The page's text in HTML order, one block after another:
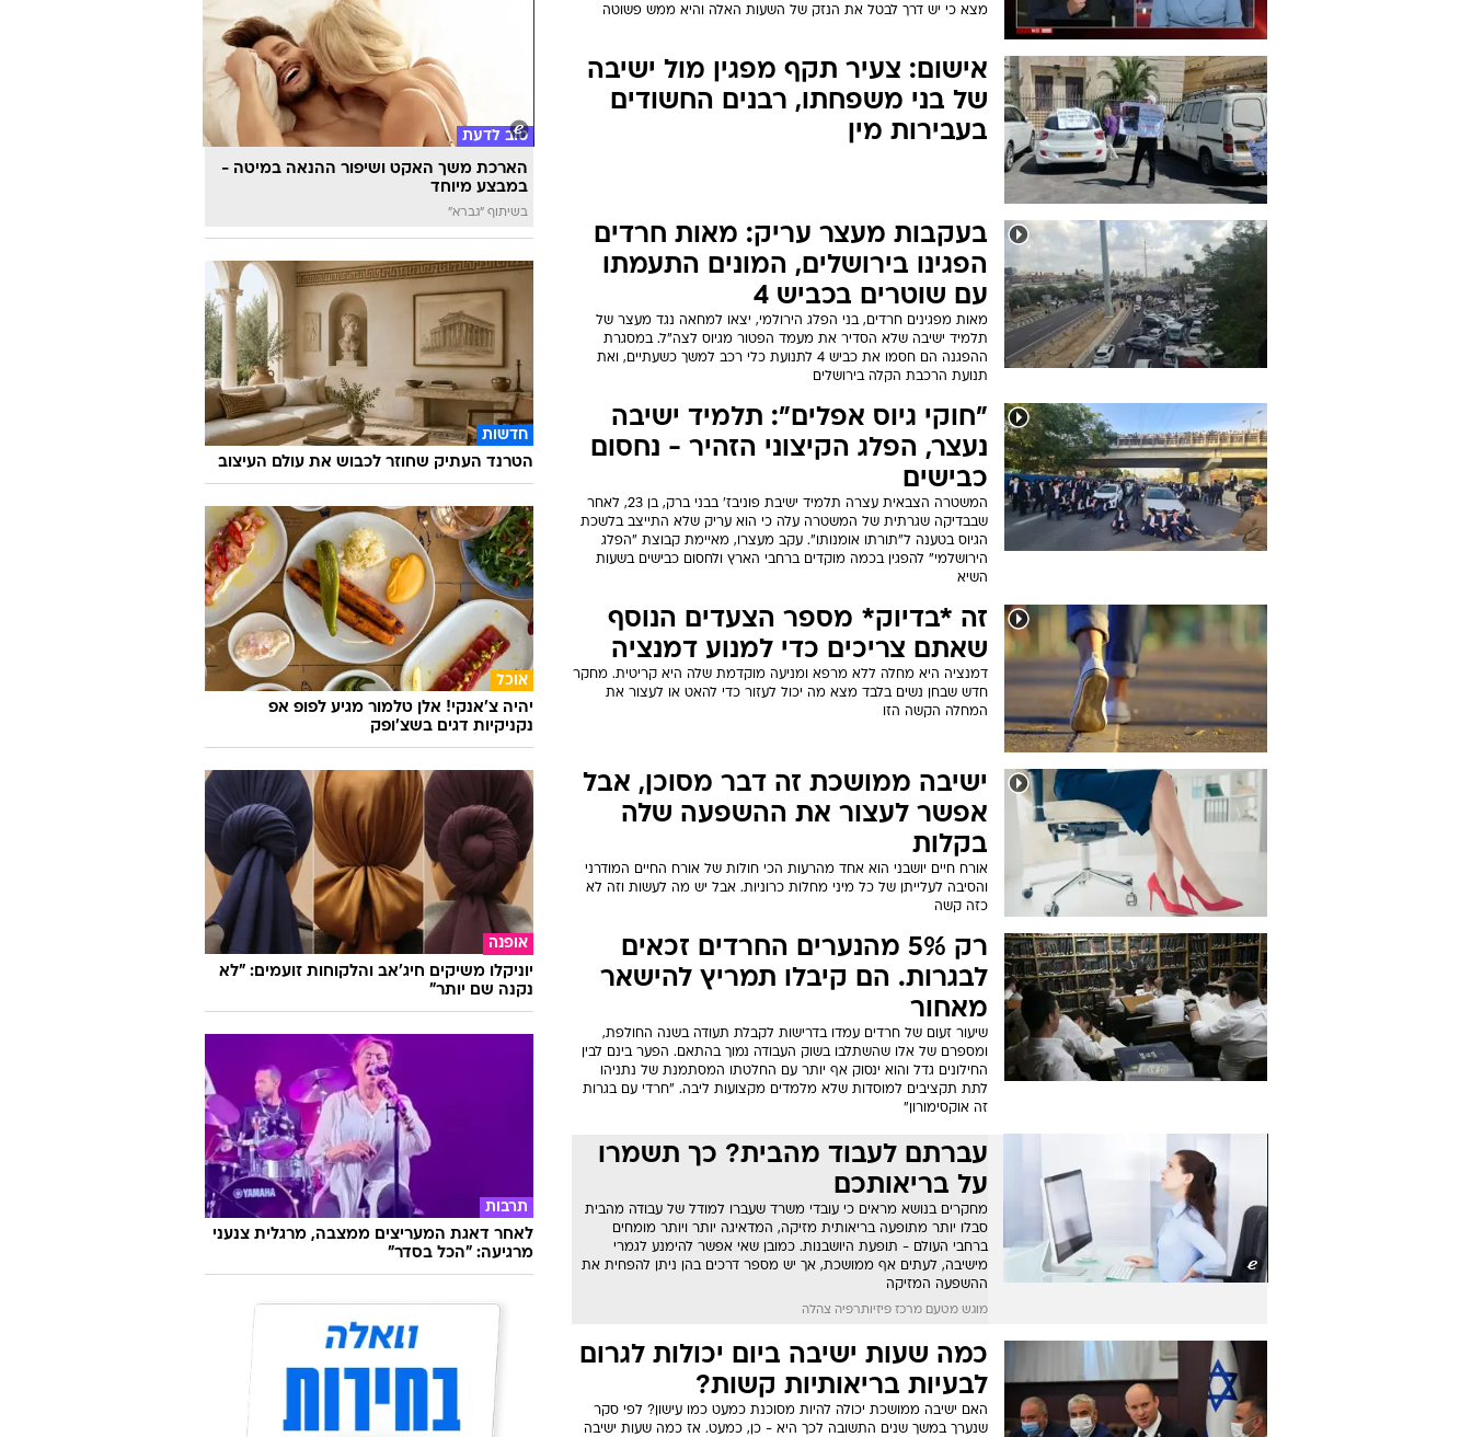
מצא כי יש דרך לבטל את הנזק של השעות האלה והיא ממש פשוטה
אישום: צעיר תקף מפגין מול ישיבה
של בני משפחתו, רבנים החשודים
בעבירות מין
בעקבות מעצר עריק: מאות חרדים
הפגינו בירושלים, המונים התעמתו
עם שוטרים בכביש 4
מאות מפגינים חרדים, בני הפלג הירולמי, יצאו למחאה נגד מעצר של
תלמיד ישיבה שלא הסדיר את מעמד הפטור מגיוס לצה"ל. במסגרת
ההפגנה הם חסמו את כביש 4 לתנועת כלי רכב למשך כשעתיים, ואת
תנועת הרכבת הקלה בירושלים
"חוקי גיוס אפלים": תלמיד ישיבה
נעצר, הפלג הקיצוני הזהיר - נחסום
כבישים
המשטרה הצבאית עצרה תלמיד ישיבת פוניבז' בבני ברק, בן 23, לאחר
שבבדיקה שגרתית של המשטרה עלה כי הוא עריק שלא התייצב בלשכת
הגיוס בטענה ל"תורתו אומנותו". עקב מעצרו, מאיימת קבוצת "הפלג
הירושלמי" להפגין בכמה מוקדים ברחבי הארץ ולחסום כבישים בשעות
השיא
זה *בדיוק* מספר הצעדים הנוסף
שאתם צריכים כדי למנוע דמנציה
דמנציה היא מחלה ללא מרפא ומניעה מוקדמת שלה היא קריטית. מחקר
חדש שבחן נשים בלבד מצא מה יכול לעזור כדי להאט או לעצור את
המחלה הקשה הזו
ישיבה ממושכת זה דבר מסוכן, אבל
אפשר לעצור את ההשפעה שלה
בקלות
אורח חיים יושבני הוא אחד מהרעות הכי חולות של אורח החיים המודרני
והסיבה לעלייתן של כל מיני מחלות כרוניות. אבל יש מה לעשות וזה לא
כזה קשה
רק 5% מהנערים החרדים זכאים
לבגרות. הם קיבלו תמריץ להישאר
מאחור
שיעור זעום של חרדים עמדו בדרישות לקבלת תעודה בשנה החולפת,
ומספרם של אלו שהשתלבו בשוק העבודה נמוך בהתאם. הפער בינם לבין
החילונים גדל והוא ינסוק אף יותר עם החלטתו המסתמנת של נתניהו
לתת תקציבים למוסדות שלא מלמדים מקצועות ליבה. "חרדי עם בגרות
זה אוקסימורון"
עברתם לעבוד מהבית? כך תשמרו
על בריאותכם
מחקרים בנושא מראים כי עובדי משרד שעברו למודל של עבודה מהבית
סבלו יותר מתופעה בריאותית מזיקה, המדאיגה יותר ויותר מומחים
ברחבי העולם - תופעת היושבנות. כמובן שאי אפשר להימנע לגמרי
מישיבה, לעתים אף ממושכת, אך יש מספר דרכים בהן ניתן להפחית את
ההשפעה המזיקה
מוגש מטעם מרכז פיזיותרפיה צהלה
כמה שעות ישיבה ביום יכולות לגרום
לבעיות בריאותיות קשות?
האם ישיבה ממושכת יכולה להיות מסוכנת כמעט כמו עישון? לפי סקר
שנערך במשך שנים התשובה לכך היא - כן, כמעט. אז כמה שעות ישיבה
טוב לדעת
הארכת משך האקט ושיפור ההנאה במיטה -
במבצע מיוחד
בשיתוף "גברא"
חדשות
הטרנד העתיק שחוזר לכבוש את עולם העיצוב
אוכל
יהיה צ'אנקי! אלן טלמור מגיע לפופ אפ
נקניקיות דגים בשצ'ופק
אופנה
יוניקלו משיקים חיג'אב והלקוחות זועמים: "לא
נקנה שם יותר"
תרבות
לאחר דאגת המעריצים ממצבה, מרגלית צנעני
מרגיעה: "הכל בסדר"